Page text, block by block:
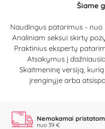
Šiame
Naudingus patarimus - nuo
Analiniam seksui skirtų
Praktinius ekspertų
Atsakymus į
Skaitmeninę versiją,
įrenginyje arba
Nemokamai
nuo 39 €